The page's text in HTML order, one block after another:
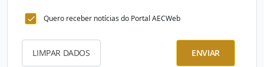
Quero receber notícias do Portal AECWeb
LIMPAR DADOS ENVIAR